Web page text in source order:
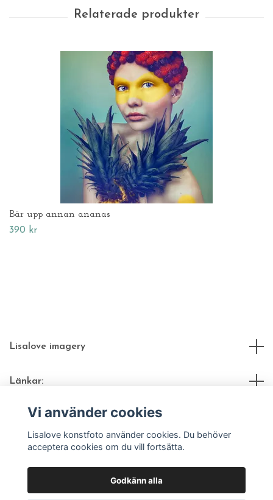
Bär upp annan ananas
390 kr
Lisalove imagery
Länkar:
Sociala medier
Vi använder cookies
Lisalove konstfoto använder cookies. Du behöver
acceptera cookies om du vill fortsätta.
Godkänn alla